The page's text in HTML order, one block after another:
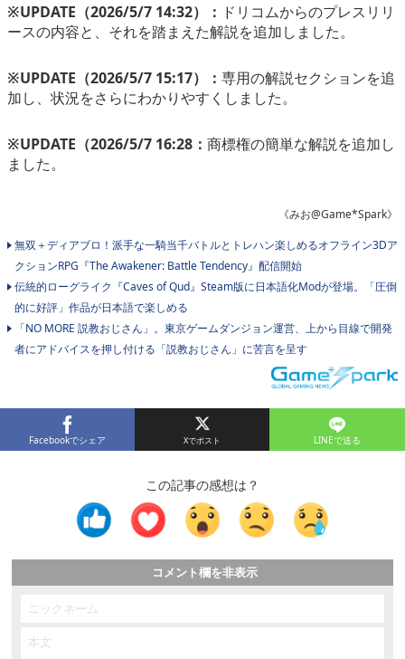
※UPDATE（2026/5/7 14:32）： ドリコムからのプレスリリ
ースの内容と、それを踏まえた解説を追加しました。
※UPDATE（2026/5/7 15:17）： 専用の解説セクションを追
加し、状況をさらにわかりやすくしました。
※UPDATE（2026/5/7 16:28： 商標権の簡単な解説を追加し
ました。
《みお@Game*Spark》
無双＋ディアブロ！派手な一騎当千バトルとトレハン楽しめるオフライン3Dア
クションRPG『The Awakener: Battle Tendency』配信開始
伝統的ローグライク『Caves of Qud』Steam版に日本語化Modが登場。「圧倒
的に好評」作品が日本語で楽しめる
「NO MORE 説教おじさん」。東京ゲームダンジョン運営、上から目線で開発
者にアドバイスを押し付ける「説教おじさん」に苦言を呈す
Facebookでシェア LINEで送る
この記事の感想は？
コメント欄を非表示